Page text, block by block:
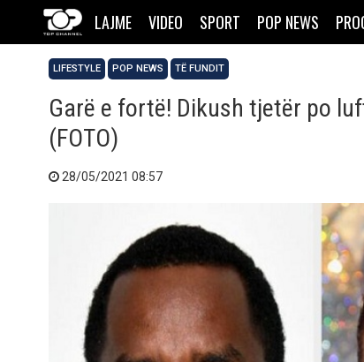
LAJME VIDEO SPORT POP NEWS
LIFESTYLE POP NEWS TË FUNDIT
Garë e fortë! Dikush tjetër po
(FOTO)
28/05/2021 08:57